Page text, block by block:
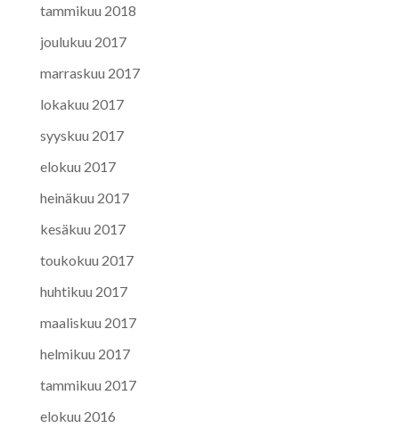
tammikuu 2018
joulukuu 2017
marraskuu 2017
lokakuu 2017
syyskuu 2017
elokuu 2017
heinäkuu 2017
kesäkuu 2017
toukokuu 2017
huhtikuu 2017
maaliskuu 2017
helmikuu 2017
tammikuu 2017
elokuu 2016